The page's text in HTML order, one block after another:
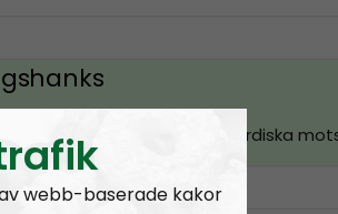
höll i England och om Nordiska
webb-baserade kakor